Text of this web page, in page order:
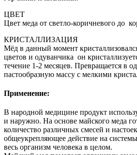
ЦВЕТ
Цвет меда от светло-коричневого до
КРИСТАЛЛИЗАЦИЯ
Мёд в данный момент
цветов и одуванчика он
течение 1-2 месяцев. Превращается в
пастообразную массу с мелкими
Применение:
В народной медицине продукт
и наружно. На основе майского меда
количество различных смесей и
общеукрепляющее действие на
весь организм человека в целом.